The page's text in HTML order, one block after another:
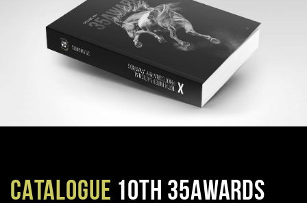
CATALOGUE 10TH 35AWARDS